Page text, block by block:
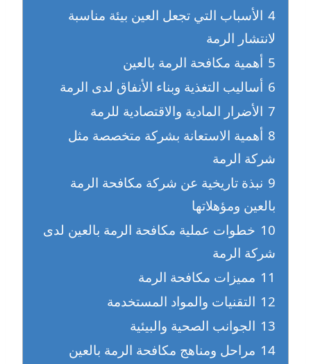
4 الأسباب التي تجعل العين بيئة مناسبة
لانتشار الرمة
5 أهمية مكافحة الرمة بالعين
6 أساليب التغذية وبناء الأنفاق لدى الرمة
7 الأضرار المادية والاقتصادية للرمة
8 أهمية الاستعانة بشركة متخصصة مثل
شركة الرمة
9 نبذة تاريخية عن شركة مكافحة الرمة
بالعين ومؤهلاتها
10 خطوات عملية مكافحة الرمة بالعين لدى
شركة الرمة
11 مميزات مكافحة الرمة
12 التقنيات والمواد المستخدمة
13 الجوانب الصحية والبيئية
14 مراحل ومناهج مكافحة الرمة بالعين